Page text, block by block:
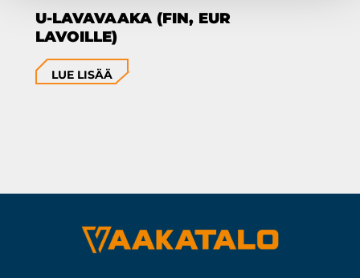
U-LAVAVAAKA (FIN, EUR
LAVOILLE)
LUE LISÄÄ